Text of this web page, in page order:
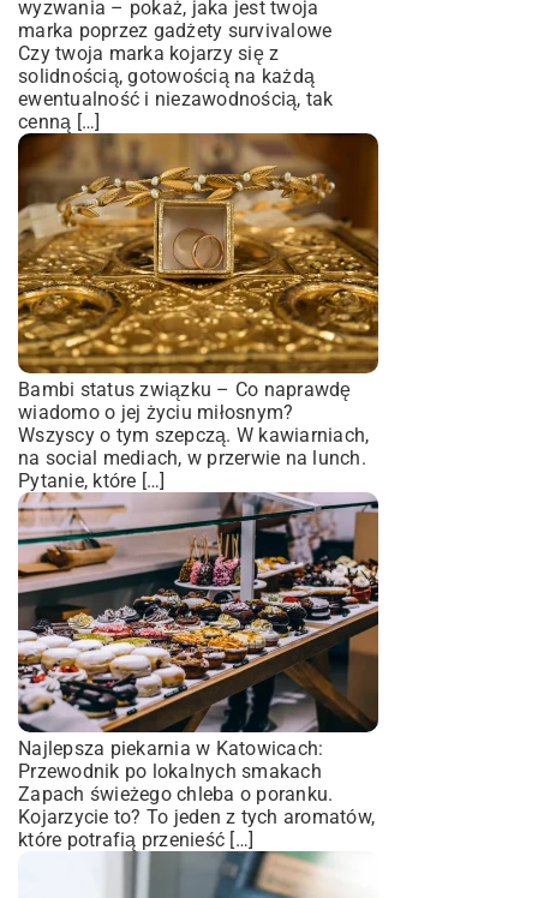
wyzwania – pokaż, jaka jest twoja
marka poprzez gadżety survivalowe
Czy twoja marka kojarzy się z
solidnością, gotowością na każdą
ewentualność i niezawodnością, tak
cenną […]
Bambi status związku – Co naprawdę
wiadomo o jej życiu miłosnym?
Wszyscy o tym szepczą. W kawiarniach,
na social mediach, w przerwie na lunch.
Pytanie, które […]
Najlepsza piekarnia w Katowicach:
Przewodnik po lokalnych smakach
Zapach świeżego chleba o poranku.
Kojarzycie to? To jeden z tych aromatów,
które potrafią przenieść […]